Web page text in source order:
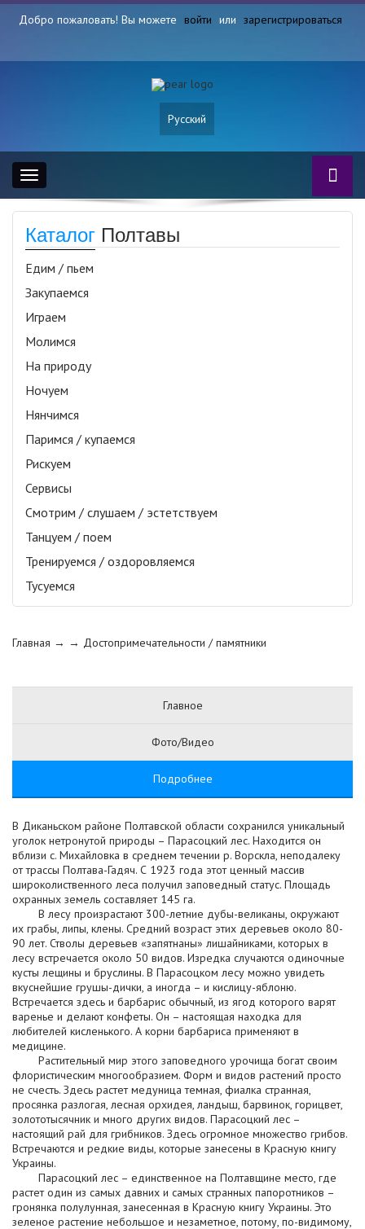
Добро пожаловать! Вы можете войти или зарегистрироваться
Русский
Toggle
navigation
Каталог Полтавы
Едим / пьем
Закупаемся
Играем
Молимся
На природу
Ночуем
Нянчимся
Паримся / купаемся
Рискуем
Сервисы
Смотрим / слушаем / эстетствуем
Танцуем / поем
Тренируемся / оздоровляемся
Тусуемся
Главная → → Достопримечательности / памятники
Главное
Фото/Видео
Подробнее
В Диканьском районе Полтавской области сохранился уникальный
уголок нетронутой природы – Парасоцкий лес. Находится он
вблизи с. Михайловка в среднем течении р. Ворскла, неподалеку
от трассы Полтава-Гадяч. С 1923 года этот ценный массив
широколиственного леса получил заповедный статус. Площадь
охранных земель составляет 145 га.
В лесу произрастают 300-летние дубы-великаны, окружают
их грабы, липы, клены. Средний возраст этих деревьев около 80-
90 лет. Стволы деревьев «запятнаны» лишайниками, которых в
лесу встречается около 50 видов. Изредка случаются одиночные
кусты лещины и бруслины. В Парасоцком лесу можно увидеть
вкуснейшие грушы-дички, а иногда – и кислицу-яблоню.
Встречается здесь и барбарис обычный, из ягод которого варят
варенье и делают конфеты. Он – настоящая находка для
любителей кисленького. А корни барбариса применяют в
медицине.
Растительный мир этого заповедного урочища богат своим
флористическим многообразием. Форм и видов растений просто
не счесть. Здесь растет медуница темная, фиалка странная,
просянка разлогая, лесная орхидея, ландыш, барвинок, горицвет,
золототысячник и много других видов. Парасоцкий лес –
настоящий рай для грибников. Здесь огромное множество грибов.
Встречаются и редкие виды, которые занесены в Красную книгу
Украины.
Парасоцкий лес – единственное на Полтавщине место, где
растет один из самых давних и самых странных папоротников –
гронянка полулунная, занесенная в Красную книгу Украины. Это
зеленое растение небольшое и незаметное, потому, по-видимому,